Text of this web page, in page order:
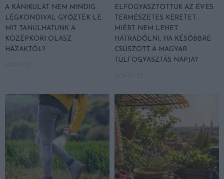
A KÁNIKULÁT NEM MINDIG
LÉGKONDIVAL GYŐZTÉK LE:
MIT TANULHATUNK A
KÖZÉPKORI OLASZ
HÁZAKTÓL?
ELFOGYASZTOTTUK AZ ÉVES
TERMÉSZETES KERETET:
MIÉRT NEM LEHET
HÁTRADŐLNI, HA KÉSŐBBRE
CSÚSZOTT A MAGYAR
TÚLFOGYASZTÁS NAPJA?